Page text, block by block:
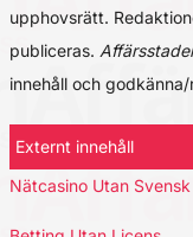
upphovsrätt.
publiceras.
innehåll och
Externt innehåll
Nätcasino Utan